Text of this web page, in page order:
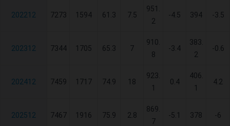
202212 7273 1594 61.3 7.5
951.
2
-4.5 394 -3.5
202312 7344 1705 65.3 7
910.
8
-3.4
383.
2
-0.6
202412 7459 1717 74.9 18
923.
1
0.4
406.
1
4.2
202512 7467 1916 75.9 2.8
869.
7
-5.1 378 -6